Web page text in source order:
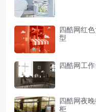
四酷网红
型
四酷网工
四酷网夜
柜